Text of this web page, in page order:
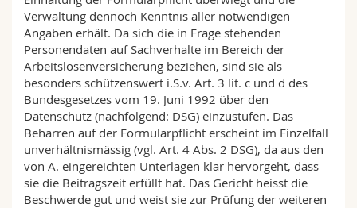
Verwaltung dennoch Kenntnis aller notwendigen
Angaben erhält. Da sich die in Frage stehenden
Personendaten auf Sachverhalte im Bereich der
Arbeitslosenversicherung beziehen, sind sie als
besonders schützenswert i.S.v. Art. 3 lit. c und d des
Bundesgesetzes vom 19. Juni 1992 über den
Datenschutz (nachfolgend: DSG) einzustufen. Das
Beharren auf der Formularpflicht erscheint im Einzelfall
unverhältnismässig (vgl. Art. 4 Abs. 2 DSG), da aus den
von A. eingereichten Unterlagen klar hervorgeht, dass
sie die Beitragszeit erfüllt hat. Das Gericht heisst die
Beschwerde gut und weist sie zur Prüfung der weiteren